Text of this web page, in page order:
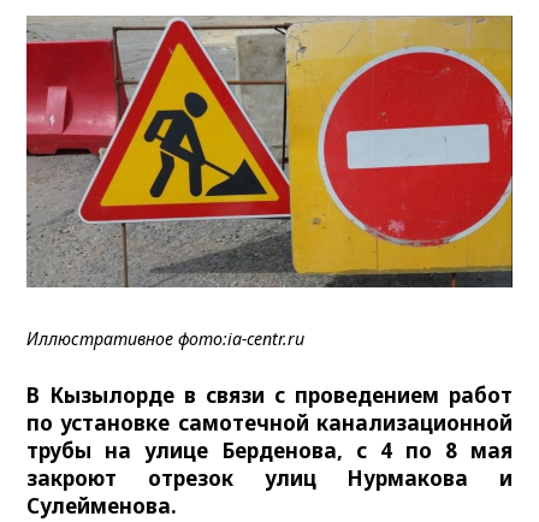
Иллюстративное фото:ia-centr.ru
В Кызылорде в связи с проведением работ
по установке самотечной канализационной
трубы на улице Берденова, с 4 по 8 мая
закроют отрезок улиц Нурмакова и
Сулейменова.